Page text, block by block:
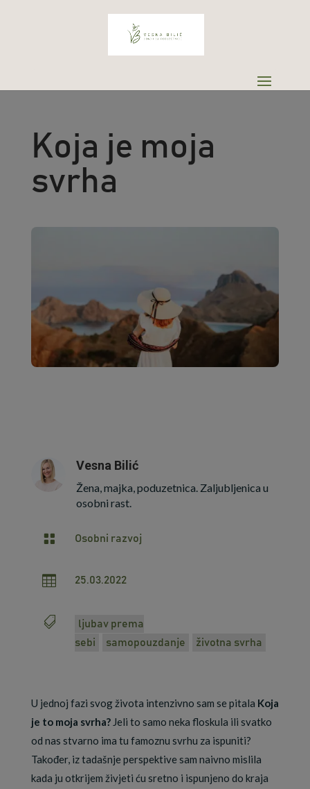
Koja je moja
svrha
Vesna Bilić
Žena, majka, poduzetnica. Zaljubljenica u
osobni rast.
 Osobni razvoj
 25.03.2022

ljubav prema
sebi
samopouzdanje životna svrha
U jednoj fazi svog života intenzivno sam se pitala Koja
je to moja svrha? Jeli to samo neka floskula ili svatko
od nas stvarno ima tu famoznu svrhu za ispuniti?
Također, iz tadašnje perspektive sam naivno mislila
kada ju otkrijem živjeti ću sretno i ispunjeno do kraja